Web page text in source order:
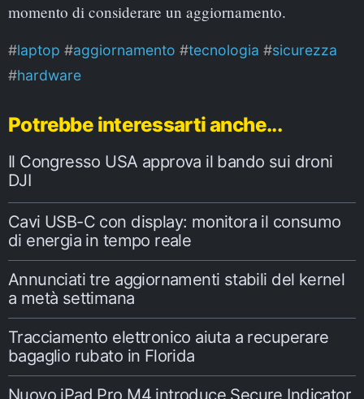
momento di considerare un aggiornamento.
laptop aggiornamento tecnologia
sicurezza
hardware
Potrebbe interessarti anche...
Il Congresso USA approva il bando sui droni
DJI
Cavi USB-C con display: monitora il consumo
di energia in tempo reale
Annunciati tre aggiornamenti stabili del kernel
a metà settimana
Tracciamento elettronico aiuta a recuperare
bagaglio rubato in Florida
Nuovo iPad Pro M4 introduce Secure Indicator